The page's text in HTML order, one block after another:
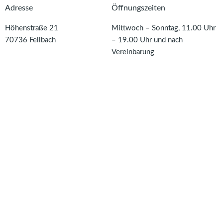
Adresse
Höhenstraße 21
70736 Fellbach
Öffnungszeiten
Mittwoch – Sonntag, 11.00 Uhr
– 19.00 Uhr und nach
Vereinbarung